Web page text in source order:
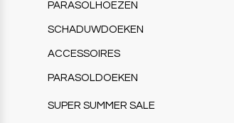
PARASOLHOEZEN
SCHADUWDOEKEN
ACCESSOIRES
PARASOLDOEKEN
SUPER SUMMER SALE